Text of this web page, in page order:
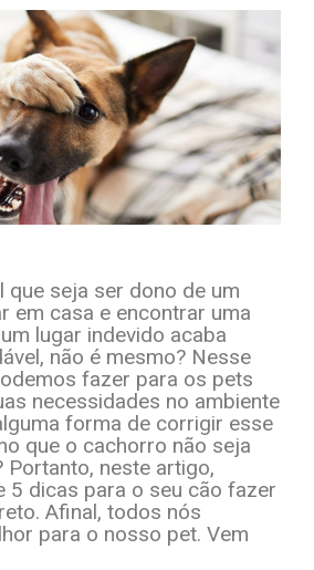
que seja ser dono de um
em casa e encontrar uma
lugar indevido acaba
não é mesmo? Nesse
fazer para os pets
necessidades no ambiente
forma de corrigir esse
que o cachorro não seja
Portanto, neste artigo,
5 dicas para o seu cão fazer
Afinal, todos nós
para o nosso pet. Vem